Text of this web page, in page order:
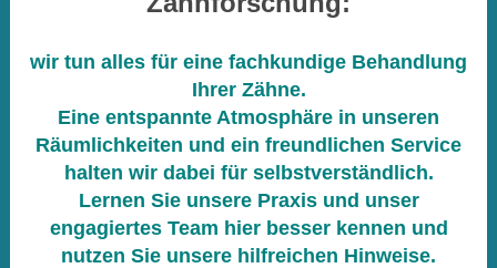
wir tun alles für eine fachkundige Behandlung
Ihrer Zähne.
Eine entspannte Atmosphäre in unseren
Räumlichkeiten und ein freundlichen Service
halten wir dabei für selbstverständlich.
Lernen Sie unsere Praxis und unser
engagiertes Team hier besser kennen und
nutzen Sie unsere hilfreichen Hinweise.